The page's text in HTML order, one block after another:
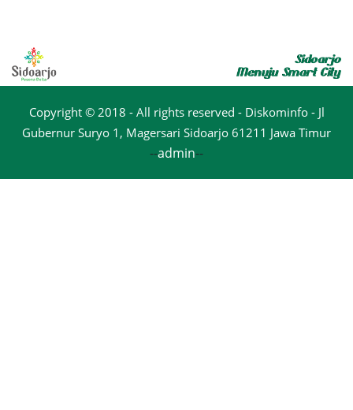
Copyright © 2018 - All rights reserved - Diskominfo - Jl
Gubernur Suryo 1, Magersari Sidoarjo 61211 Jawa Timur
--admin--